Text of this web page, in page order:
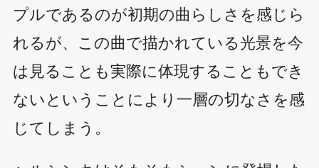
プルであるのが初期の曲らしさを感じら
れるが、この曲で描かれている光景を今
は見ることも実際に体現することもでき
ないということにより一層の切なさを感
じてしまう。